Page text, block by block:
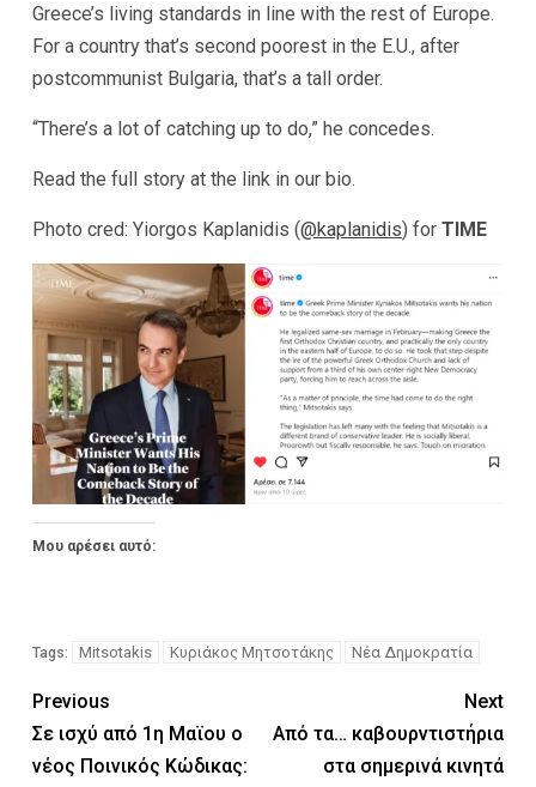
Greece’s living standards in line with the rest of Europe.
For a country that’s second poorest in the E.U., after
postcommunist Bulgaria, that’s a tall order.
“There’s a lot of catching up to do,” he concedes.
Read the full story at the link in our bio.
Photo cred: Yiorgos Kaplanidis (@kaplanidis) for TIME
Μου αρέσει αυτό:
Tags: Mitsotakis Κυριάκος Μητσοτάκης Νέα Δημοκρατία
Previous
Σε ισχύ από 1η Μαϊου ο
νέος Ποινικός Κώδικας:
Next
Από τα… καβουρντιστήρια
στα σημερινά κινητά